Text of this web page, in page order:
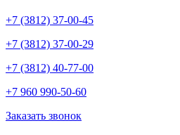
+7 (3812) 37-00-45
+7 (3812) 37-00-29
+7 (3812) 40-77-00
+7 960 990-50-60
Заказать звонок